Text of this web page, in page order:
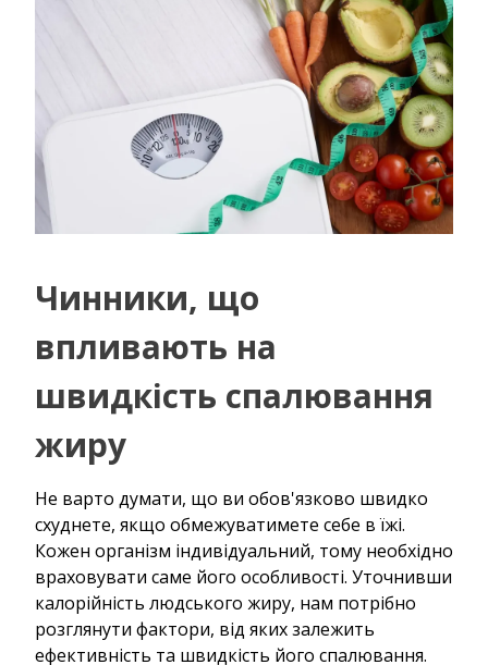
Чинники, що
впливають на
швидкість спалювання
жиру
Не варто думати, що ви обов'язково швидко
схуднете, якщо обмежуватимете себе в їжі.
Кожен організм індивідуальний, тому необхідно
враховувати саме його особливості. Уточнивши
калорійність людського жиру, нам потрібно
розглянути фактори, від яких залежить
ефективність та швидкість його спалювання.